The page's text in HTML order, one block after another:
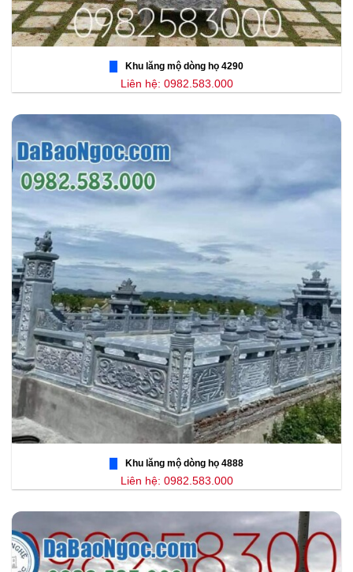
Khu lăng mộ dòng họ 4290
Liên hệ: 0982.583.000
Khu lăng mộ dòng họ 4888
Liên hệ: 0982.583.000